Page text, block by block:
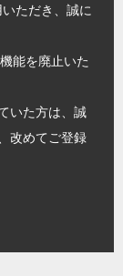
ただき、誠に
能を廃止いた
いた方は、誠
改めてご登録